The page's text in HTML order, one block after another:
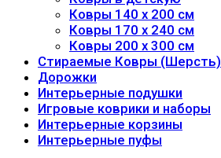
Ковры 140 x 200 см
Ковры 170 x 240 см
Ковры 200 x 300 см
Стираемые Ковры (Шерсть)
Дорожки
Интерьерные подушки
Игровые коврики и наборы
Интерьерные корзины
Интерьерные пуфы